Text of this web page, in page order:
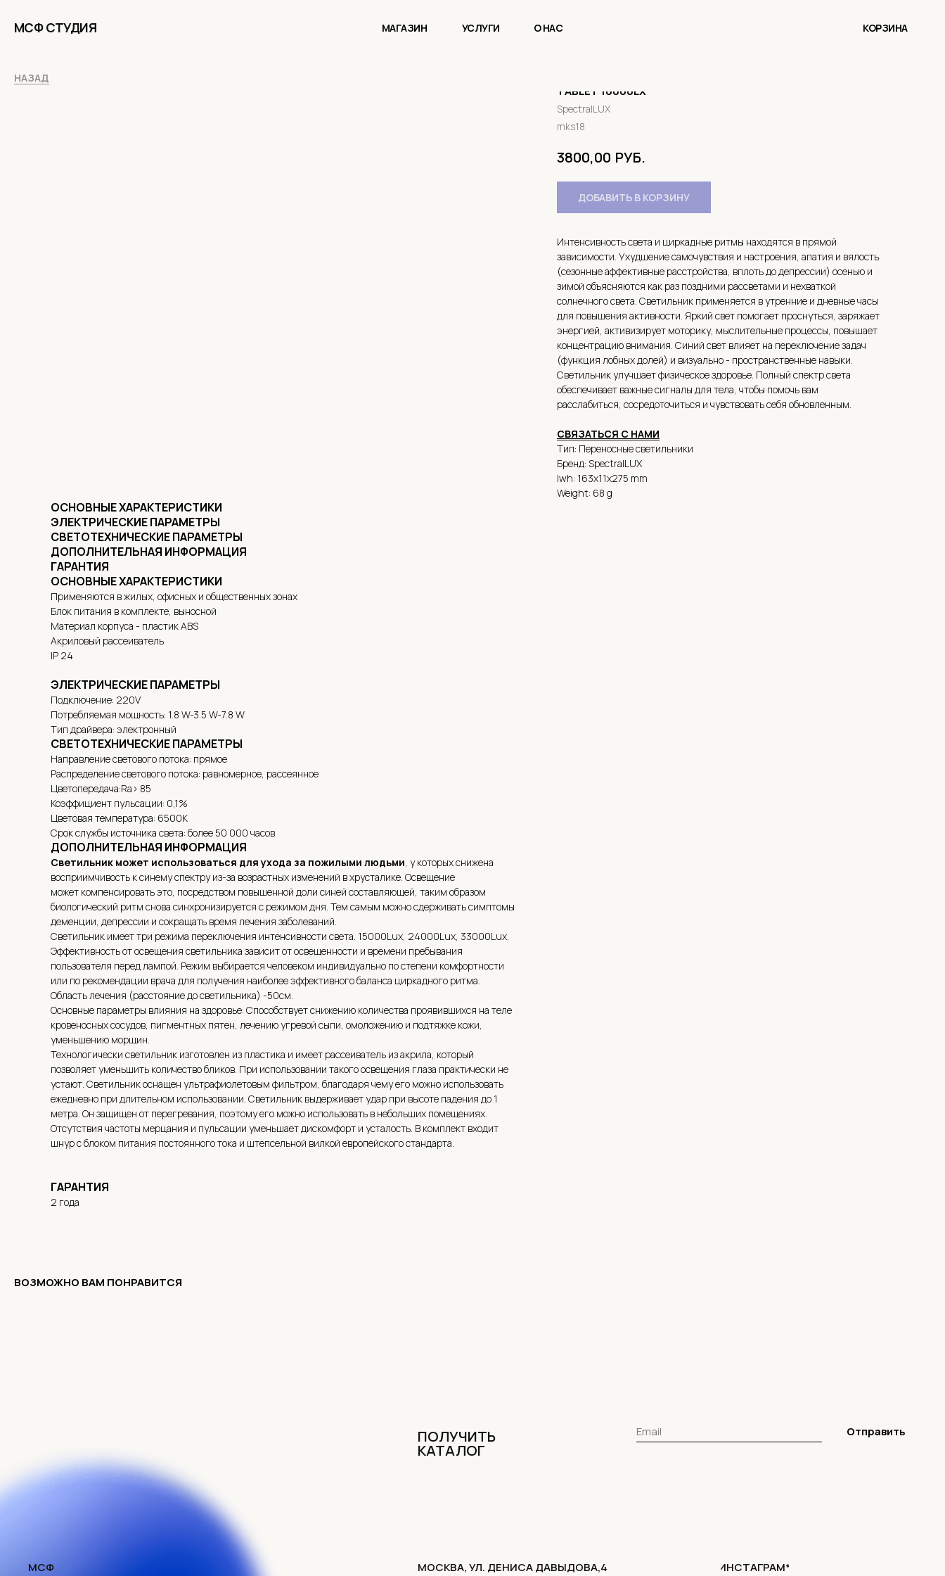
МАГАЗИН УСЛУГИ
МСФ СТУДИЯ О НАС КОРЗИНА
НАЗАД
TABLET 10000LX
SpectralLUX
mks18
3800,00 РУБ.
ДОБАВИТЬ В КОРЗИНУ
Интенсивность света и циркадные ритмы находятся в прямой
зависимости. Ухудшение самочувствия и настроения, апатия и вялость
(сезонные аффективные расстройства, вплоть до депрессии) осенью и
зимой объясняются как раз поздними рассветами и нехваткой
солнечного света. Светильник применяется в утренние и дневные часы
для повышения активности. Яркий свет помогает проснуться, заряжает
энергией, активизирует моторику, мыслительные процессы, повышает
концентрацию внимания. Синий свет влияет на переключение задач
(функция лобных долей) и визуально - пространственные навыки.
Светильник улучшает физическое здоровье. Полный спектр света
обеспечивает важные сигналы для тела, чтобы помочь вам
расслабиться, сосредоточиться и чувствовать себя обновленным.
СВЯЗАТЬСЯ С НАМИ
Тип: Переносные светильники
Бренд: SpectralLUX
lwh: 163x11x275 mm
Weight: 68 g
ОСНОВНЫЕ ХАРАКТЕРИСТИКИ
ЭЛЕКТРИЧЕСКИЕ ПАРАМЕТРЫ
СВЕТОТЕХНИЧЕСКИЕ ПАРАМЕТРЫ
ДОПОЛНИТЕЛЬНАЯ ИНФОРМАЦИЯ
ГАРАНТИЯ
ОСНОВНЫЕ ХАРАКТЕРИСТИКИ
Применяются в жилых, офисных и общественных зонах
Блок питания в комплекте, выносной
Материал корпуса - пластик ABS
Акриловый рассеиватель
IP 24
ЭЛЕКТРИЧЕСКИЕ ПАРАМЕТРЫ
Подключение: 220V
Потребляемая мощность: 1.8 W-3.5 W-7.8 W
Тип драйвера: электронный
СВЕТОТЕХНИЧЕСКИЕ ПАРАМЕТРЫ
Направление светового потока: прямое
Распределение светового потока: равномерное, рассеянное
Цветопередача:Ra> 85
Коэффициент пульсации: 0,1%
Цветовая температура: 6500К
Срок службы источника света: более 50 000 часов
ДОПОЛНИТЕЛЬНАЯ ИНФОРМАЦИЯ
Светильник может использоваться для ухода за пожилыми людьми , у которых снижена
восприимчивость к синему спектру из-за возрастных изменений в хрусталике. Освещение
может компенсировать это, посредством повышенной доли синей составляющей, таким образом
биологический ритм снова синхронизируется с режимом дня. Тем самым можно сдерживать симптомы
деменции, депрессии и сокращать время лечения заболеваний.
Светильник имеет три режима переключения интенсивности света. 15000Lux, 24000Lux, 33000Lux.
Эффективность от освещения светильника зависит от освещенности и времени пребывания
пользователя перед лампой. Режим выбирается человеком индивидуально по степени комфортности
или по рекомендации врача для получения наиболее эффективного баланса циркадного ритма.
Область лечения (расстояние до светильника) -50см.
Основные параметры влияния на здоровье: Способствует снижению количества проявившихся на теле
кровеносных сосудов, пигментных пятен, лечению угревой сыпи, омоложению и подтяжке кожи,
уменьшению морщин.
Технологически светильник изготовлен из пластика и имеет рассеиватель из акрила, который
позволяет уменьшить количество бликов. При использовании такого освещения глаза практически не
устают. Светильник оснащен ультрафиолетовым фильтром, благодаря чему его можно использовать
ежедневно при длительном использовании. Светильник выдерживает удар при высоте падения до 1
метра. Он защищен от перегревания, поэтому его можно использовать в небольших помещениях.
Отсутствия частоты мерцания и пульсации уменьшает дискомфорт и усталость. В комплект входит
шнур с блоком питания постоянного тока и штепсельной вилкой европейского стандарта.
ГАРАНТИЯ
2 года
ВОЗМОЖНО ВАМ ПОНРАВИТСЯ
МСФ
МОСКВА, УЛ. ДЕНИСА ДАВЫДОВА,4
ПОЛУЧИТЬ
КАТАЛОГ
ИНСТАГРАМ*
Отправить